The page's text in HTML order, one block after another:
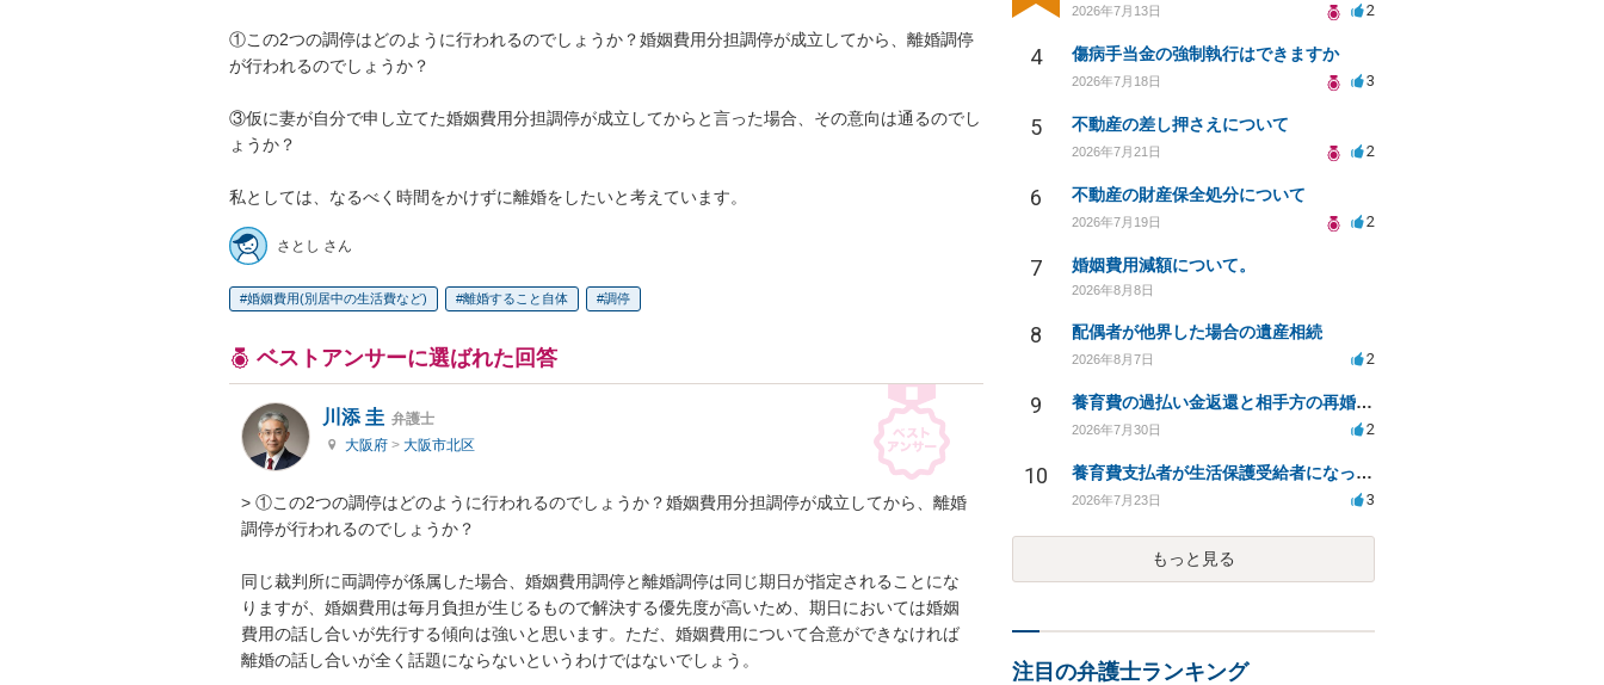
①この2つの調停はどのように行われるのでしょうか？婚姻費用分担調停が成立してから、離婚調停
が行われるのでしょうか？
③仮に妻が自分で申し立てた婚姻費用分担調停が成立してからと言った場合、その意向は通るのでし
ょうか？
私としては、なるべく時間をかけずに離婚をしたいと考えています。
さとし さん
婚姻費用(別居中の生活費など) 離婚すること自体 調停
ベストアンサーに選ばれた回答
川添 圭 弁護士
大阪府 > 大阪市北区
> ①この2つの調停はどのように行われるのでしょうか？婚姻費用分担調停が成立してから、離婚
調停が行われるのでしょうか？
同じ裁判所に両調停が係属した場合、婚姻費用調停と離婚調停は同じ期日が指定されることにな
りますが、婚姻費用は毎月負担が生じるもので解決する優先度が高いため、期日においては婚姻
費用の話し合いが先行する傾向は強いと思います。ただ、婚姻費用について合意ができなければ
離婚の話し合いが全く話題にならないというわけではないでしょう。
2026年7月13日 2
4 傷病手当金の強制執行はできますか
2026年7月18日 3
5 不動産の差し押さえについて
2026年7月21日 2
6 不動産の財産保全処分について
2026年7月19日 2
7 婚姻費用減額について。
2026年8月8日
8 配偶者が他界した場合の遺産相続
2026年8月7日 2
9 養育費の過払い金返還と相手方の再婚に関する相談
2026年7月30日 2
10 養育費支払者が生活保護受給者になった場合の支払い可否
2026年7月23日 3
もっと見る
注目の弁護士ランキング